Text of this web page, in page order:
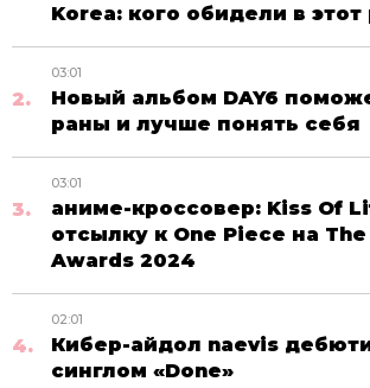
Korea: кого обидели в этот
03:01
Новый альбом DAY6
раны и лучше понять себя
03:01
аниме-кроссовер: Kiss Of
отсылку к One Piece на
Awards 2024
02:01
Кибер-айдол naevis
синглом «Done»